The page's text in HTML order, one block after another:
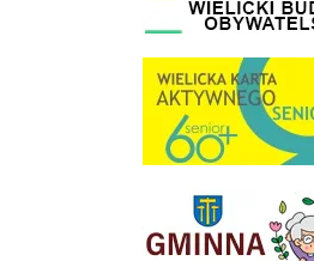
link do strony Wielicka Karta
link do strony Gminnej Rady